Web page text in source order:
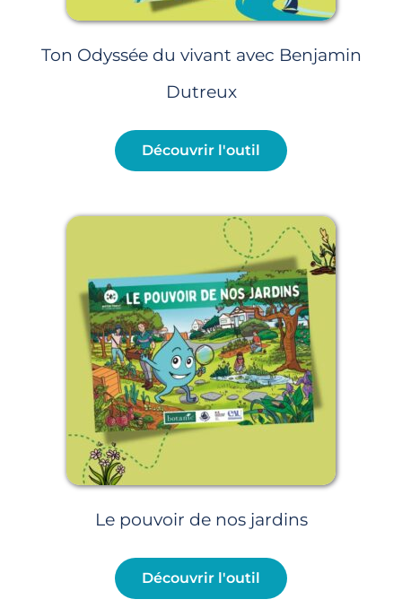
Ton Odyssée du vivant avec Benjamin
Dutreux
Découvrir l'outil
Le pouvoir de nos jardins
Découvrir l'outil